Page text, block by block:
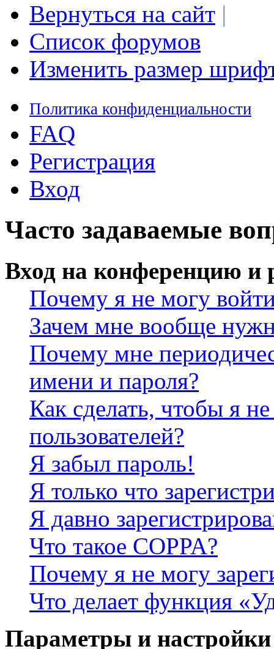
Вернуться на сайт |
Список форумов
Изменить размер
Политика конфиденциальности
FAQ
Регистрация
Вход
Часто задаваемые
Вход на конференцию и
Почему я не могу
Зачем мне вообще
Почему мне
имени и пароля?
Как сделать, чтобы я
пользователей?
Я забыл пароль!
Я только что
Я давно
Что такое COPPA?
Почему я не могу
Что делает функция
Параметры и настройки